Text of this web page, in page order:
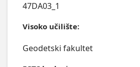
47DA03_1
Visoko učilište:
Geodetski fakultet